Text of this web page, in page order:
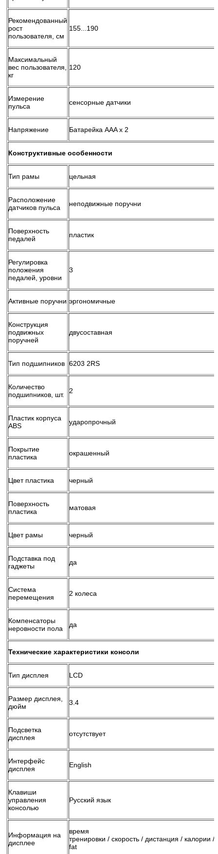
Рекомендованный
рост
пользователя, см
155...190
Максимальный
вес пользователя,
кг
120
Измерение
пульса
сенсорные датчики
Напряжение Батарейка AAA х 2
Конструктивные особенности
Тип рамы цельная
Расположение
датчиков пульса
неподвижные поручни
Поверхность
педалей
пластик
Регулировка
положения
педалей, уровни
3
Активные поручни эргономичные
Конструкция
подвижных
поручней
двусоставная
Тип подшипников 6203 2RS
Количество
подшипников, шт.
2
Пластик корпуса
ABS
ударопрочный
Покрытие
пластика
окрашенный
Цвет пластика черный
Поверхность
пластика
матовая
Цвет рамы черный
Подставка под
гаджеты
да
Система
перемещения
2 колеса
Компенсаторы
неровности пола
да
Технические характеристики консоли
Тип дисплея LCD
Размер дисплея,
дюйм
3.4
Подсветка
дисплея
отсутствует
Интерфейс
дисплея
English
Клавиши
управления
консолью
Русский язык
Информация на
дисплее
время
тренировки / скорость / дистанция / калории
fat